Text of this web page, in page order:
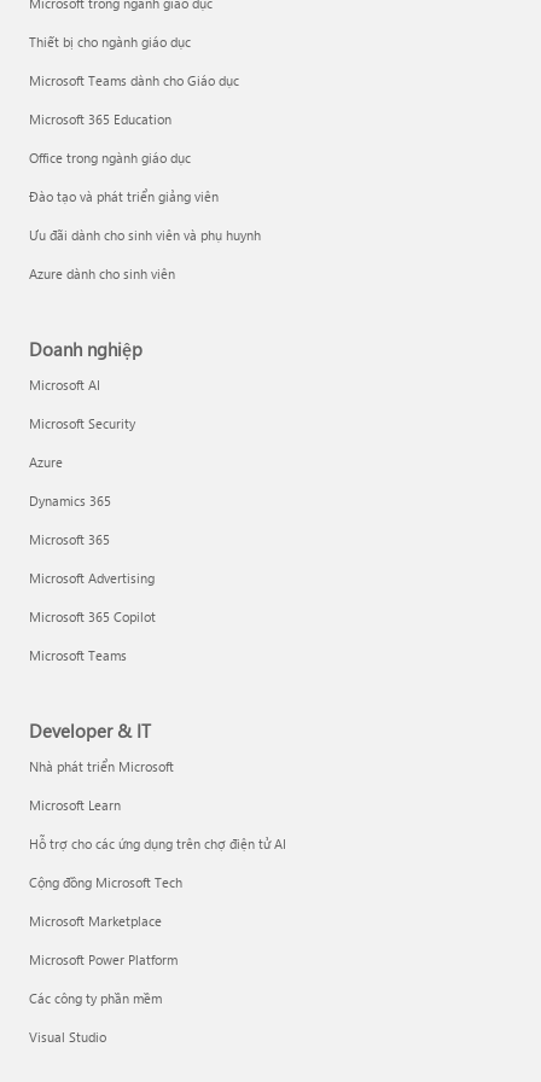
Thiết bị cho ngành giáo dục
Microsoft Teams dành cho Giáo dục
Microsoft 365 Education
Office trong ngành giáo dục
Đào tạo và phát triển giảng viên
Ưu đãi dành cho sinh viên và phụ huynh
Azure dành cho sinh viên
Doanh nghiệp
Microsoft AI
Microsoft Security
Azure
Dynamics 365
Microsoft 365
Microsoft Advertising
Microsoft 365 Copilot
Microsoft Teams
Developer & IT
Nhà phát triển Microsoft
Microsoft Learn
Hỗ trợ cho các ứng dụng trên chợ điện tử AI
Cộng đồng Microsoft Tech
Microsoft Marketplace
Microsoft Power Platform
Các công ty phần mềm
Visual Studio